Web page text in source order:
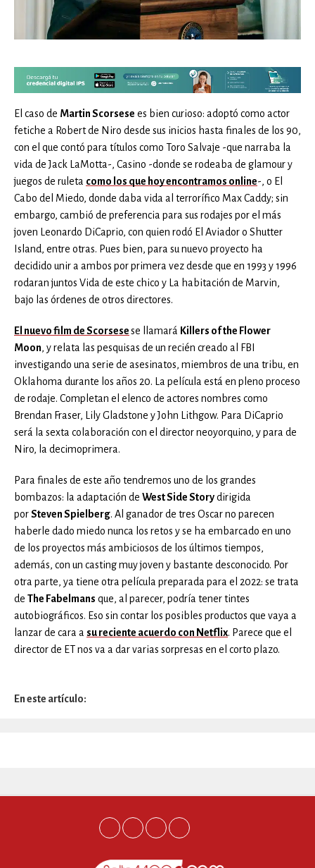
El caso de Martin Scorsese es bien curioso: adoptó como actor
fetiche a Robert de Niro desde sus inicios hasta finales de los 90,
con el que contó para títulos como Toro Salvaje -que narraba la
vida de Jack LaMotta-, Casino -donde se rodeaba de glamour y
juegos de ruleta como los que hoy encontramos online-, o El
Cabo del Miedo, donde daba vida al terrorífico Max Caddy; sin
embargo, cambió de preferencia para sus rodajes por el más
joven Leonardo DiCaprio, con quien rodó El Aviador o Shutter
Island, entre otras. Pues bien, para su nuevo proyecto ha
decidido unir a ambos por primera vez desde que en 1993 y 1996
rodaran juntos Vida de este chico y La habitación de Marvin,
bajo las órdenes de otros directores.
El nuevo film de Scorsesese llamará Killers of the Flower
Moon, y relata las pesquisas de un recién creado al FBI
investigando una serie de asesinatos, miembros de una tribu, en
Oklahoma durante los años 20. La película está en pleno proceso
de rodaje. Completan el elenco de actores nombres como
Brendan Fraser, Lily Gladstone y John Lithgow. Para DiCaprio
será la sexta colaboración con el director neoyorquino, y para de
Niro, la decimoprimera.
Para finales de este año tendremos uno de los grandes
bombazos: la adaptación de West Side Storydirigida
porSteven Spielberg. Al ganador de tres Oscar no parecen
haberle dado miedo nunca los retos y se ha embarcado en uno
de los proyectos más ambiciosos de los últimos tiempos,
además, con un casting muy joven y bastante desconocido. Por
otra parte, ya tiene otra película preparada para el 2022: se trata
de The Fabelmans que, al parecer, podría tener tintes
autobiográficos. Eso sin contar los posibles productos que vaya a
lanzar de cara a su reciente acuerdo con Netflix. Parece que el
director de ET nos va a dar varias sorpresas en el corto plazo.
En este artículo: